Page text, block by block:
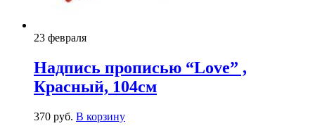
23 февраля
Надпись прописью “Love” ,
Красный, 104см
370 руб. В корзину